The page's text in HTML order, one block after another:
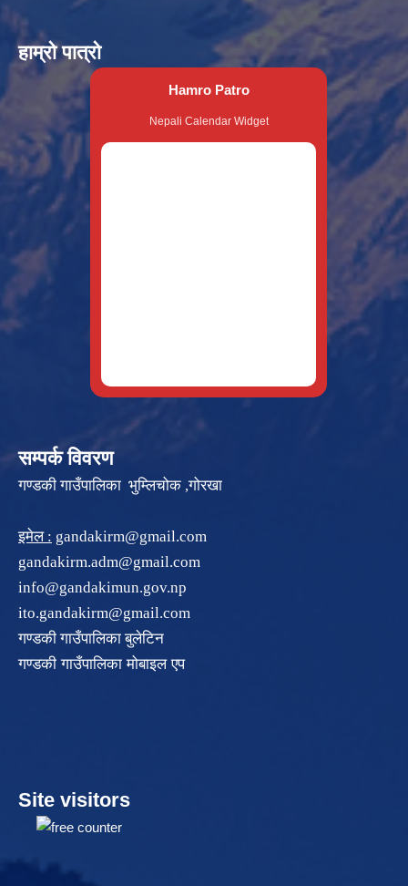
हाम्रो पात्रो
Hamro Patro
Nepali Calendar Widget
सम्पर्क विवरण
गण्डकी गाउँपालिका भुम्लिचोक ,गोरखा
इमेल : gandakirm@gmail.com
gandakirm.adm@gmail.com
info@gandakimun.gov.np
ito.gandakirm@gmail.com
गण्डकी गाउँपालिका बुलेटिन
गण्डकी गाउँपालिका मोबाइल एप
Site visitors